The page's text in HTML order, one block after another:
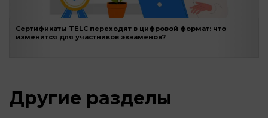
Сертификаты TELC переходят в цифровой формат: что
изменится для участников экзаменов?
Другие разделы